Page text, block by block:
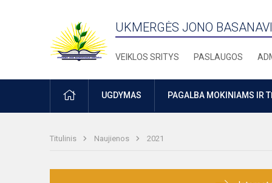
UKMERGĖS JONO
VEIKLOS SRITYS PASLAUGOS
PRADŽIAUGDYMAS PAGALBA MOKINIAMS IR
Titulinis Naujienos 2021